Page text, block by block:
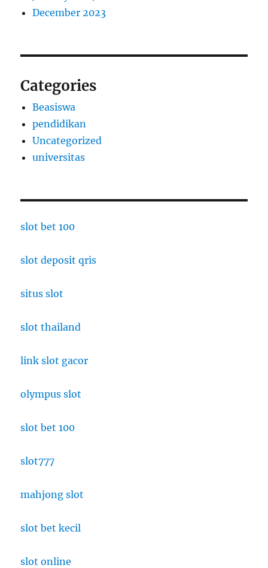
December 2023
Categories
Beasiswa
pendidikan
Uncategorized
universitas
slot bet 100
slot deposit qris
situs slot
slot thailand
link slot gacor
olympus slot
slot bet 100
slot777
mahjong slot
slot bet kecil
slot online